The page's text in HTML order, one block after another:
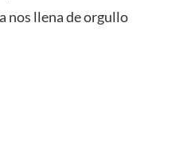
nos llena de orgullo